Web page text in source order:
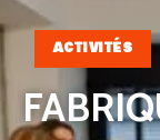
ACTIVITÉS